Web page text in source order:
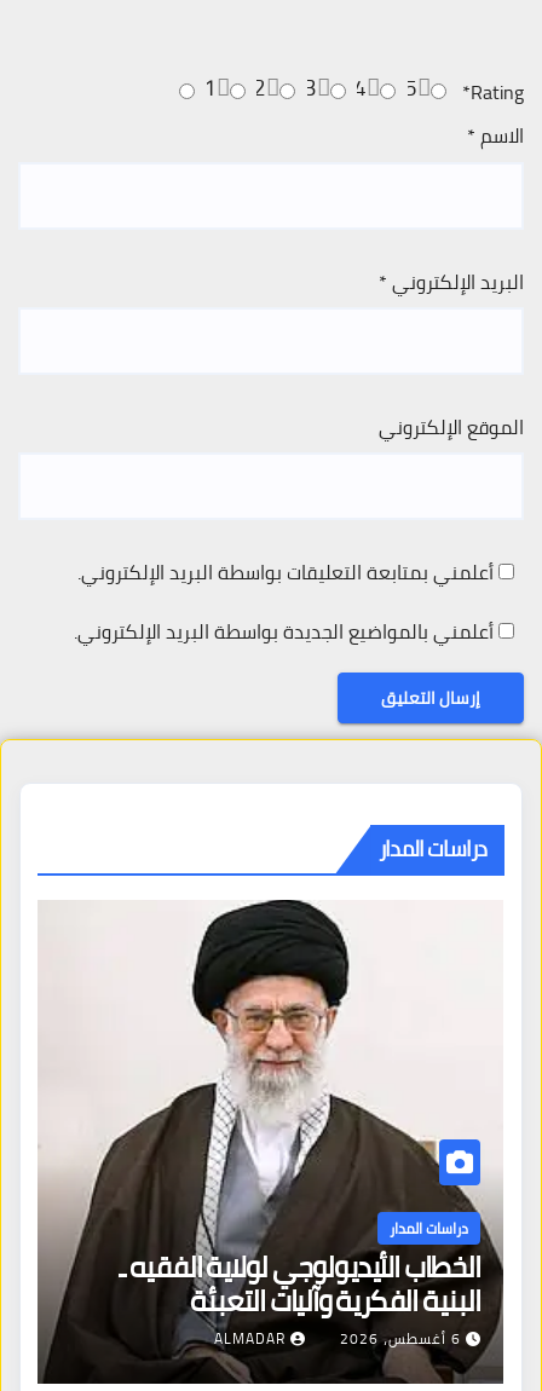
Rating
*
5
4
3
2
1
الاسم*
البريد الإلكتروني*
الموقع الإلكتروني
أعلمني بمتابعة التعليقات بواسطة البريد الإلكتروني.
أعلمني بالمواضيع الجديدة بواسطة البريد الإلكتروني.
دراسات المدار
دراسات المدار
الخطاب الأيديولوجي لولاية الفقيه ـ
البنية الفكرية وآليات التعبئة
6 أغسطس، 2026 ALMADAR